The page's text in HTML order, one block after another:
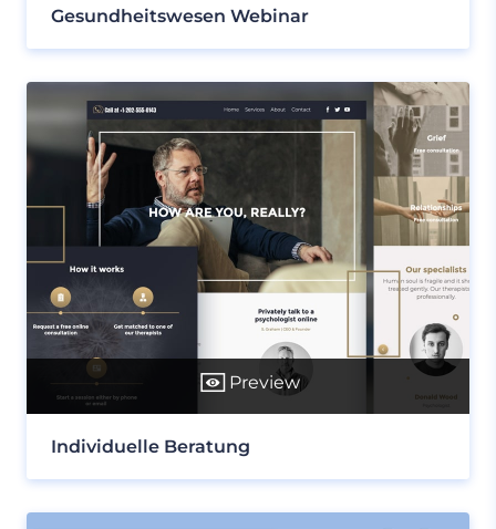
Gesundheitswesen Webinar
Preview
Individuelle Beratung